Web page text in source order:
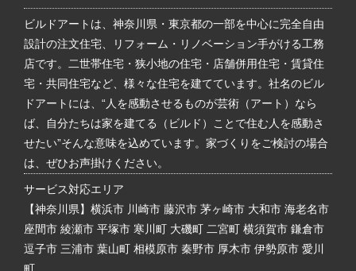
ビルドアートは、神奈川県・東京都の一部を中心に完全自由
設計の注文住宅、リフォーム・リノベーション手がける工務
店です。二世帯住宅・狭小地の住宅・店舗併用住宅・賃貸住
宅・共同住宅など、様々な住宅を建てています。社名のビル
ドアートには、“人を感動させるものが芸術（アート）なら
ば、自分たちは家を建てる（ビルド）ことで住む人を感動さ
せたい”そんな意味を込めています。家づくりをご検討の場合
は、ぜひお声掛けください。
サービス対応エリア
【神奈川県】横浜市 川崎市 藤沢市 茅ヶ崎市 大和市 海老名市
座間市 綾瀬市 平塚市 寒川町 大磯町 二宮町 横須賀市 鎌倉市
逗子市 三浦市 葉山町 相模原市 秦野市 厚木市 伊勢原市 愛川